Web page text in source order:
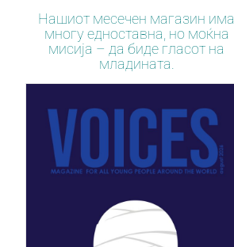
Нашиот месечен магазин има
многу едноставна, но моќна
мисија – да биде гласот на
младината.